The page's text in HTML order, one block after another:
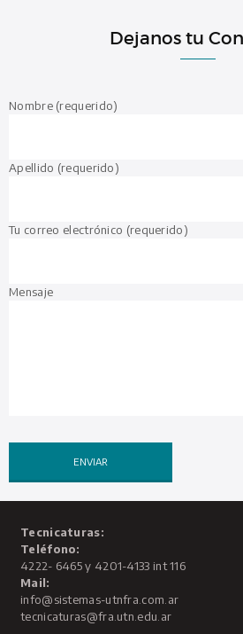
Dejanos tu
Nombre (requerido)
Apellido (requerido)
Tu correo electrónico (requerido)
Mensaje
Tecnicaturas:
Teléfono:
4222- 6465 y 4201-4133 int 116
Mail:
info@sistemas-utnfra.com.ar
tecnicaturas@fra.utn.edu.ar